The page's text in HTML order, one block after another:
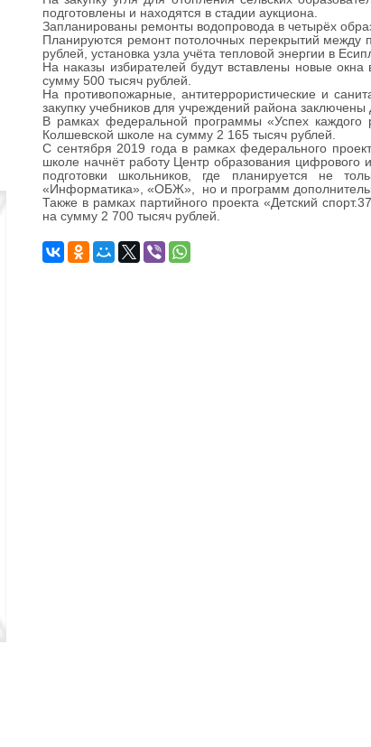
подготовлены и находятся в стадии аукциона.
Запланированы ремонты водопровода в четырёх
Планируются ремонт потолочных перекрытий
рублей, установка узла учёта тепловой энергии в
На наказы избирателей будут вставлены новые
сумму 500 тысяч рублей.
На противопожарные, антитеррористические и
закупку учебников для учреждений района
В рамках федеральной программы «Успех каждого
Колшевской школе на сумму 2 165 тысяч рублей.
С сентября 2019 года в рамках федерального
школе начнёт работу Центр образования
подготовки школьников, где планируется не
«Информатика», «ОБЖ», но и программ
Также в рамках партийного проекта «Детский
на сумму 2 700 тысяч рублей.